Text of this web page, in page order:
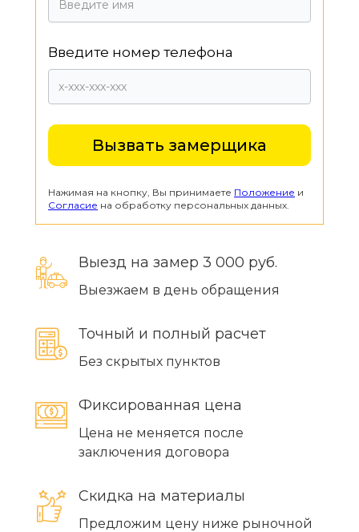
Введите номер телефона
Нажимая на кнопку, Вы принимаете Положение и
Согласие на обработку персональных данных.
Выезд на замер 3 000 руб.
Выезжаем в день обращения
Точный и полный расчет
Без скрытых пунктов
Фиксированная цена
Цена не меняется после
заключения договора
Скидка на материалы
Предложим цену ниже рыночной